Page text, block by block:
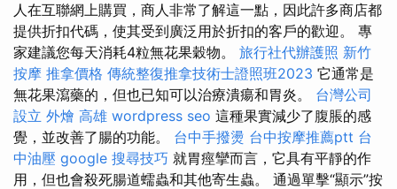
人在互聯網上購買，商人非常了解這一點，因此許多商店都
提供折扣代碼，使其受到廣泛用於折扣的客戶的歡迎。 專
家建議您每天消耗4粒無花果穀物。 旅行社代辦護照 新竹
按摩 推拿價格 傳統整復推拿技術士證照班2023 它通常是
無花果瀉藥的，但也已知可以治療潰瘍和胃炎。 台灣公司
設立 外燴 高雄 wordpress seo 這種果實減少了腹脹的感
覺，並改善了腸的功能。 台中手撥燙 台中按摩推薦ptt 台
中油壓 google 搜尋技巧 就胃痙攣而言，它具有平靜的作
用，但也會殺死腸道蠕蟲和其他寄生蟲。 通過單擊“顯示”按